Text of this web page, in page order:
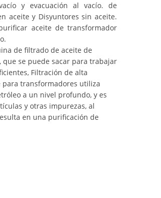
y evacuación al vacío. de
aceite y Disyuntores sin aceite.
aceite de transformador
de filtrado de aceite de
se puede sacar para trabajar
Filtración de alta
para transformadores utiliza
a un nivel profundo, y es
y otras impurezas, al
en una purificación de